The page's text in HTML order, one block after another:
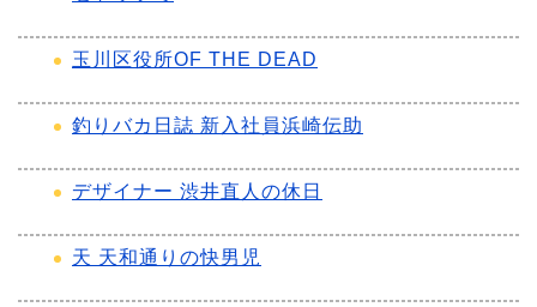
玉川区役所OF THE DEAD
釣りバカ日誌 新入社員浜崎伝助
デザイナー 渋井直人の休日
天 天和通りの快男児